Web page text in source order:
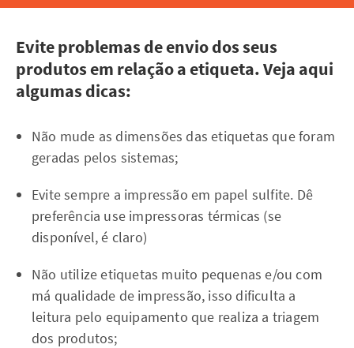
Evite problemas de envio dos seus
produtos em relação a etiqueta. Veja aqui
algumas dicas:
Não mude as dimensões das etiquetas que foram
geradas pelos sistemas;
Evite sempre a impressão em papel sulfite. Dê
preferência use impressoras térmicas (se
disponível, é claro)
Não utilize etiquetas muito pequenas e/ou com
má qualidade de impressão, isso dificulta a
leitura pelo equipamento que realiza a triagem
dos produtos;